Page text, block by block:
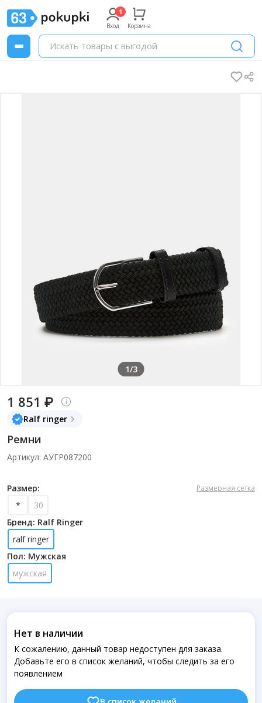
Вход Корзина
1/3
1 851 ₽
Ralf ringer
Ремни
Артикул: АУГР087200
Размер: Размерная сетка
*
30
Бренд: Ralf Ringer
ralf ringer
Пол: Мужская
мужская
Нет в наличии
К сожалению, данный товар недоступен для заказа.
Добавьте его в список желаний, чтобы следить за его
появлением